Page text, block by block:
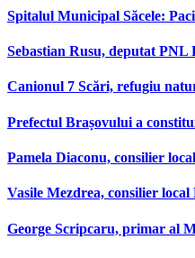
Spitalul Municipal Săcele:
Sebastian Rusu, deputat
Canionul 7 Scări, refugiu
Prefectul Brașovului a
Pamela Diaconu, consilier
Vasile Mezdrea, consilier
George Scripcaru, primar al